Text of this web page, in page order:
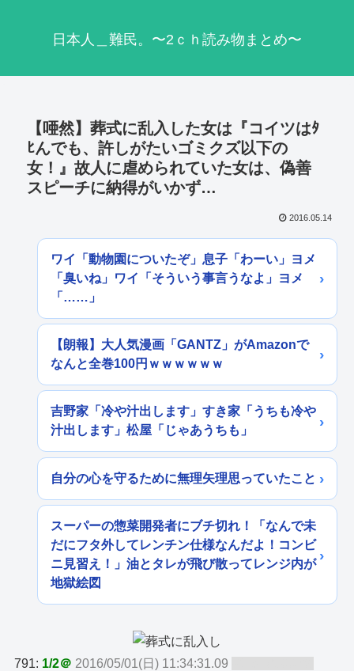
日本人＿難民。〜2ｃｈ読み物まとめ〜
【唖然】葬式に乱入した女は『コイツはﾀ
ﾋんでも、許しがたいゴミクズ以下の
女！』故人に虐められていた女は、偽善
スピーチに納得がいかず…
2016.05.14
ワイ「動物園についたぞ」息子「わーい」ヨメ
「臭いね」ワイ「そういう事言うなよ」ヨメ
「……」
【朗報】大人気漫画「GANTZ」がAmazonで
なんと全巻100円ｗｗｗｗｗｗ
吉野家「冷や汁出します」すき家「うちも冷や
汁出します」松屋「じゃあうちも」
自分の心を守るために無理矢理思っていたこと
スーパーの惣菜開発者にブチ切れ！「なんで未
だにフタ外してレンチン仕様なんだよ！コンビ
ニ見習え！」油とタレが飛び散ってレンジ内が
地獄絵図
791: 1/2＠ 2016/05/01(日) 11:34:31.09